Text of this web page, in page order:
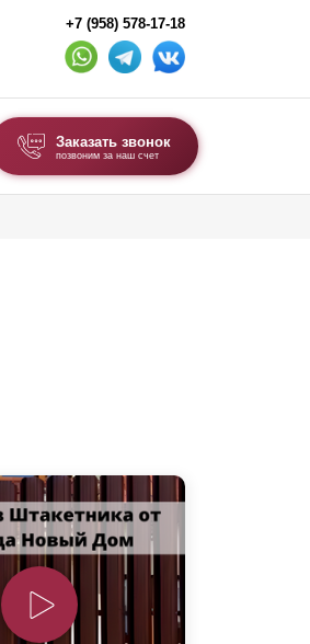
+7 (958) 578-17-18
Заказать звонок
позвоним за наш счет